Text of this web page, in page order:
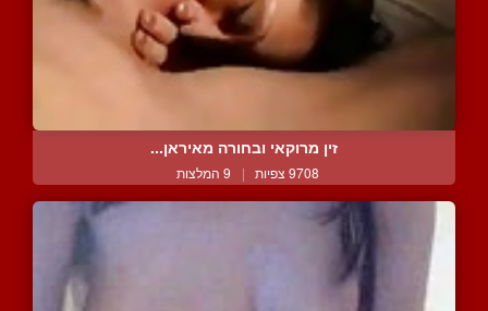
זין מרוקאי ובחורה מאיראן...
9708 צפיות | 9 המלצות